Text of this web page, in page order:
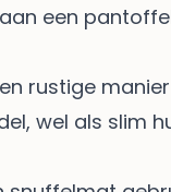
een
rustige
wel als slim